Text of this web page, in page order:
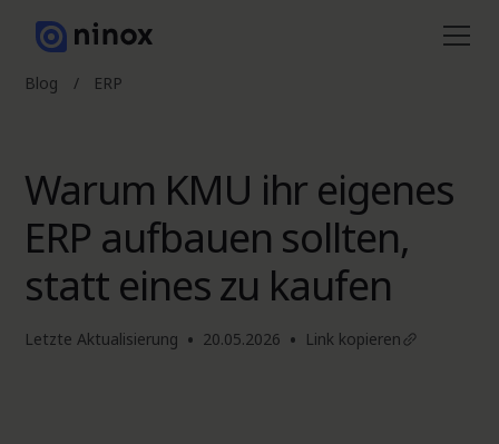
Blog / ERP
Warum KMU ihr eigenes
ERP aufbauen sollten,
statt eines zu kaufen
Letzte Aktualisierung • 20.05.2026 • Link kopieren